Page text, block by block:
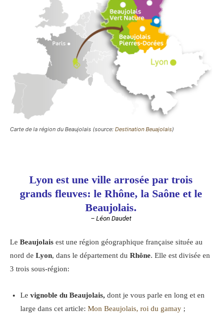
Carte de la région du Beaujolais (source: Destination Beuajolais)
Lyon est une ville arrosée par trois
grands fleuves: le Rhône, la Saône et le
Beaujolais.
– Léon Daudet
Le Beaujolais est une région géographique française située au
nord de Lyon, dans le département du Rhône. Elle est divisée en
3 trois sous-région:
Le vignoble du Beaujolais, dont je vous parle en long et en
large dans cet article: Mon Beaujolais, roi du gamay ;